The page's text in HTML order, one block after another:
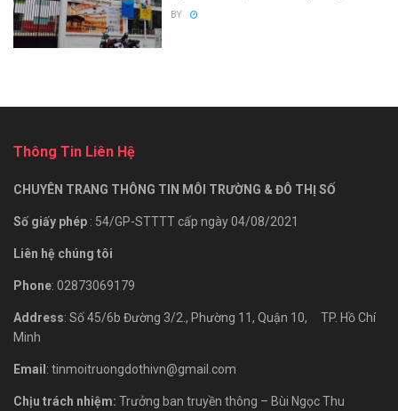
BY
Thông Tin Liên Hệ
CHUYÊN TRANG THÔNG TIN MÔI TRƯỜNG & ĐÔ THỊ SỐ
Số giấy phép : 54/GP-STTTT cấp ngày 04/08/2021
Liên hệ chúng tôi
Phone: 02873069179
Address: Số 45/6b Đường 3/2., Phường 11, Quận 10, TP. Hồ Chí
Minh
Email : tinmoitruongdothivn@gmail.com
Chịu trách nhiệm: Trưởng ban truyền thông – Bùi Ngọc Thu